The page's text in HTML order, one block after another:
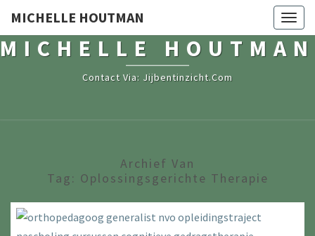
MICHELLE HOUTMAN
MICHELLE HOUTMAN
Contact Via: Jijbentinzicht.com
Archief Van
Tag: Oplossingsgerichte Therapie